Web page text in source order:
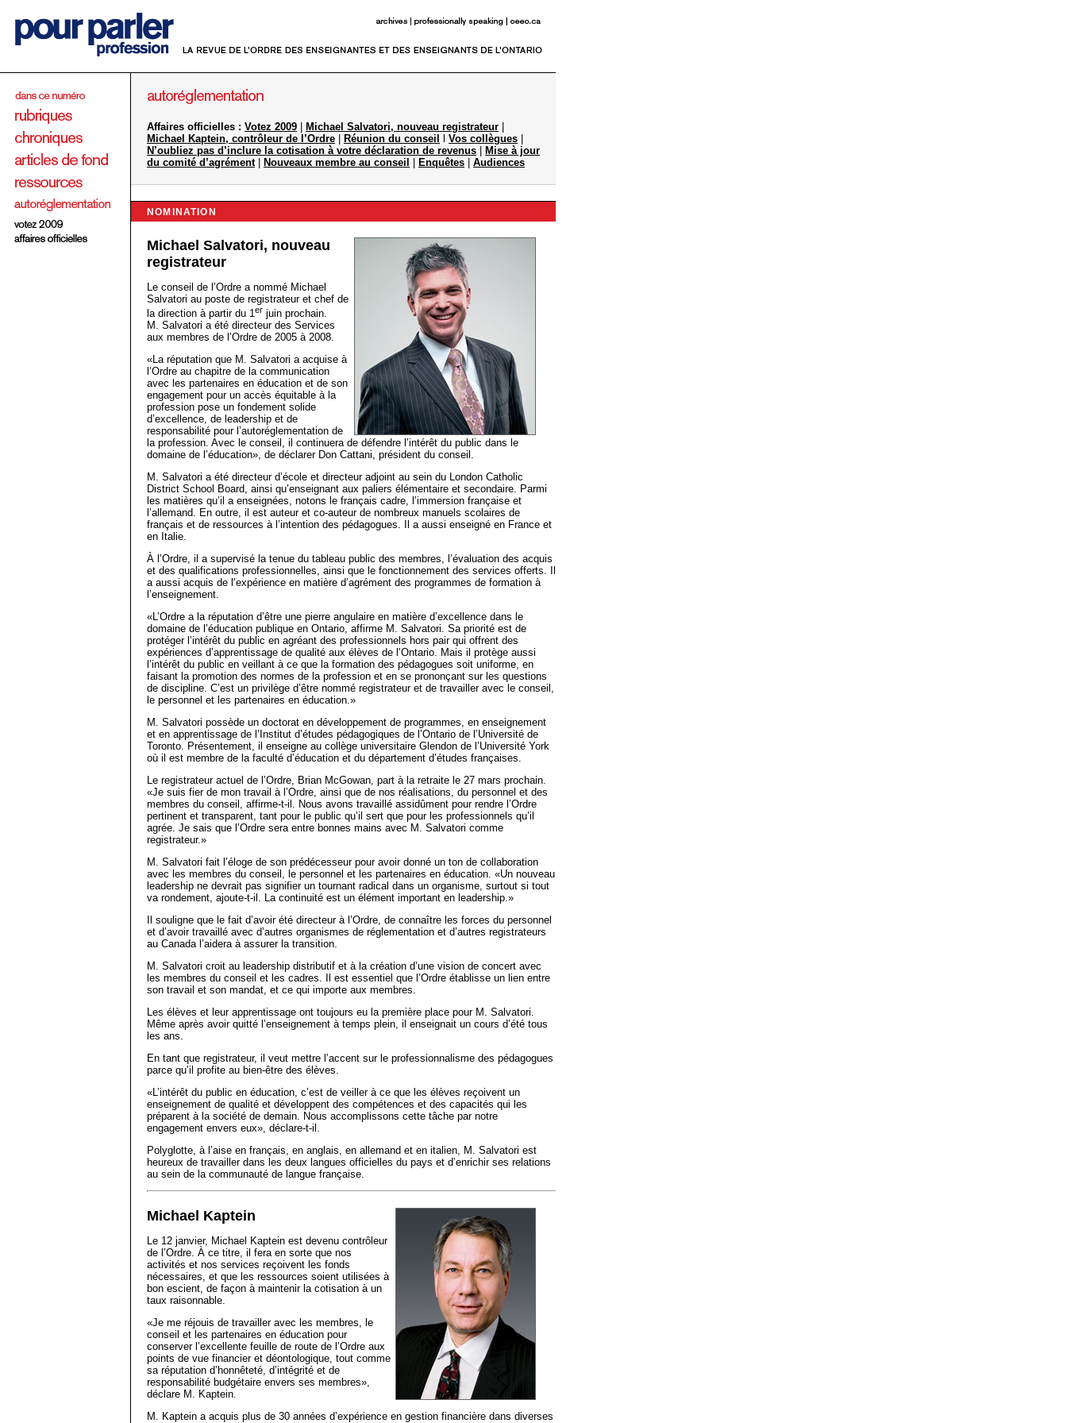
Affaires officielles : Votez 2009 Michael Salvatori, nouveau registrateur
Michael Kaptein, contrôleur de l’Ordre
Réunion du conseil Vos collègues
N’oubliez pas d’inclure la cotisation à votre déclaration de revenus
Mise à jour
du comité d’agrément| Nouveaux membre au conseil Enquêtes Audiences
NOMINATION
Michael Salvatori, nouveau
registrateur
Le conseil de l’Ordre a nommé Michael
Salvatori au poste de registrateur et chef de
la direction à partir du 1 er juin prochain.
M. Salvatori a été directeur des Services
aux membres de l’Ordre de 2005 à 2008.
«La réputation que M. Salvatori a acquise à
l’Ordre au chapitre de la communication
avec les partenaires en éducation et de son
engagement pour un accès équitable à la
profession pose un fondement solide
d’excellence, de leadership et de
responsabilité pour l’autoréglementation de
la profession. Avec le conseil, il continuera de défendre l’intérêt du public dans le
domaine de l’éducation», de déclarer Don Cattani, président du conseil.
M. Salvatori a été directeur d’école et directeur adjoint au sein du London Catholic
District School Board, ainsi qu’enseignant aux paliers élémentaire et secondaire. Parmi
les matières qu’il a enseignées, notons le français cadre, l’immersion française et
l’allemand. En outre, il est auteur et co-auteur de nombreux manuels scolaires de
français et de ressources à l’intention des pédagogues. Il a aussi enseigné en France et
en Italie.
À l’Ordre, il a supervisé la tenue du tableau public des membres, l’évaluation des acquis
et des qualifications professionnelles, ainsi que le fonctionnement des services offerts. Il
a aussi acquis de l’expérience en matière d’agrément des programmes de formation à
l’enseignement.
«L’Ordre a la réputation d’être une pierre angulaire en matière d’excellence dans le
domaine de l’éducation publique en Ontario, affirme M. Salvatori. Sa priorité est de
protéger l’intérêt du public en agréant des professionnels hors pair qui offrent des
expériences d’apprentissage de qualité aux élèves de l’Ontario. Mais il protège aussi
l’intérêt du public en veillant à ce que la formation des pédagogues soit uniforme, en
faisant la promotion des normes de la profession et en se prononçant sur les questions
de discipline. C’est un privilège d’être nommé registrateur et de travailler avec le conseil,
le personnel et les partenaires en éducation.»
M. Salvatori possède un doctorat en développement de programmes, en enseignement
et en apprentissage de l’Institut d’études pédagogiques de l’Ontario de l’Université de
Toronto. Présentement, il enseigne au collège universitaire Glendon de l’Université York
où il est membre de la faculté d’éducation et du département d’études françaises.
Le registrateur actuel de l’Ordre, Brian McGowan, part à la retraite le 27 mars prochain.
«Je suis fier de mon travail à l’Ordre, ainsi que de nos réalisations, du personnel et des
membres du conseil, affirme-t-il. Nous avons travaillé assidûment pour rendre l’Ordre
pertinent et transparent, tant pour le public qu’il sert que pour les professionnels qu’il
agrée. Je sais que l’Ordre sera entre bonnes mains avec M. Salvatori comme
registrateur.»
M. Salvatori fait l’éloge de son prédécesseur pour avoir donné un ton de collaboration
avec les membres du conseil, le personnel et les partenaires en éducation. «Un nouveau
leadership ne devrait pas signifier un tournant radical dans un organisme, surtout si tout
va rondement, ajoute-t-il. La continuité est un élément important en leadership.»
Il souligne que le fait d’avoir été directeur à l’Ordre, de connaître les forces du personnel
et d’avoir travaillé avec d’autres organismes de réglementation et d’autres registrateurs
au Canada l’aidera à assurer la transition.
M. Salvatori croit au leadership distributif et à la création d’une vision de concert avec
les membres du conseil et les cadres. Il est essentiel que l’Ordre établisse un lien entre
son travail et son mandat, et ce qui importe aux membres.
Les élèves et leur apprentissage ont toujours eu la première place pour M. Salvatori.
Même après avoir quitté l’enseignement à temps plein, il enseignait un cours d’été tous
les ans.
En tant que registrateur, il veut mettre l’accent sur le professionnalisme des pédagogues
parce qu’il profite au bien-être des élèves.
«L’intérêt du public en éducation, c’est de veiller à ce que les élèves reçoivent un
enseignement de qualité et développent des compétences et des capacités qui les
préparent à la société de demain. Nous accomplissons cette tâche par notre
engagement envers eux», déclare-t-il.
Polyglotte, à l’aise en français, en anglais, en allemand et en italien, M. Salvatori est
heureux de travailler dans les deux langues officielles du pays et d’enrichir ses relations
au sein de la communauté de langue française.
Michael Kaptein
Le 12 janvier, Michael Kaptein est devenu contrôleur
de l’Ordre. À ce titre, il fera en sorte que nos
activités et nos services reçoivent les fonds
nécessaires, et que les ressources soient utilisées à
bon escient, de façon à maintenir la cotisation à un
taux raisonnable.
«Je me réjouis de travailler avec les membres, le
conseil et les partenaires en éducation pour
conserver l’excellente feuille de route de l’Ordre aux
points de vue financier et déontologique, tout comme
sa réputation d’honnêteté, d’intégrité et de
responsabilité budgétaire envers ses membres»,
déclare M. Kaptein.
M. Kaptein a acquis plus de 30 années d’expérience en gestion financière dans diverses